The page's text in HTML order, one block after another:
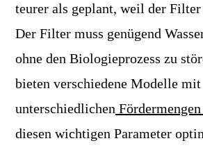
teurer als geplant, weil der
Der Filter muss genügend
ohne den Biologieprozess zu
bieten verschiedene Modelle mit
unterschiedlichen Fördermengen
diesen wichtigen Parameter